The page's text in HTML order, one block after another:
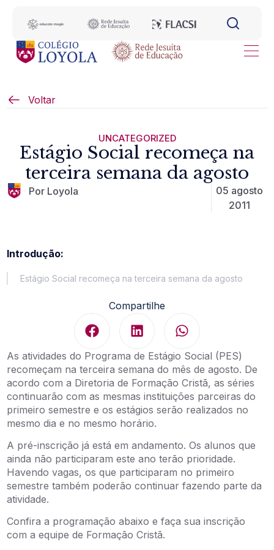
Voltar
UNCATEGORIZED
Estágio Social recomeça na
terceira semana da agosto
Por Loyola
05 agosto
2011
Introdução:
Estágio Social recomeça na terceira semana da agosto
Compartilhe
As atividades do Programa de Estágio Social (PES)
recomeçam na terceira semana do mês de agosto. De
acordo com a Diretoria de Formação Cristã, as séries
continuarão com as mesmas instituições parceiras do
primeiro semestre e os estágios serão realizados no
mesmo dia e no mesmo horário.
A pré-inscrição já está em andamento. Os alunos que
ainda não participaram este ano terão prioridade.
Havendo vagas, os que participaram no primeiro
semestre também poderão continuar fazendo parte da
atividade.
Confira a programação abaixo e faça sua inscrição
com a equipe de Formação Cristã.